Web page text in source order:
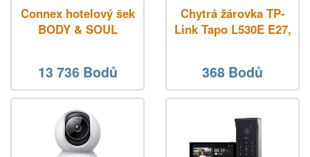
Connex hotelový šek
BODY & SOUL
13 736 Bodů
Chytrá žárovka TP-
Link Tapo L530E E27,
6500K
368 Bodů